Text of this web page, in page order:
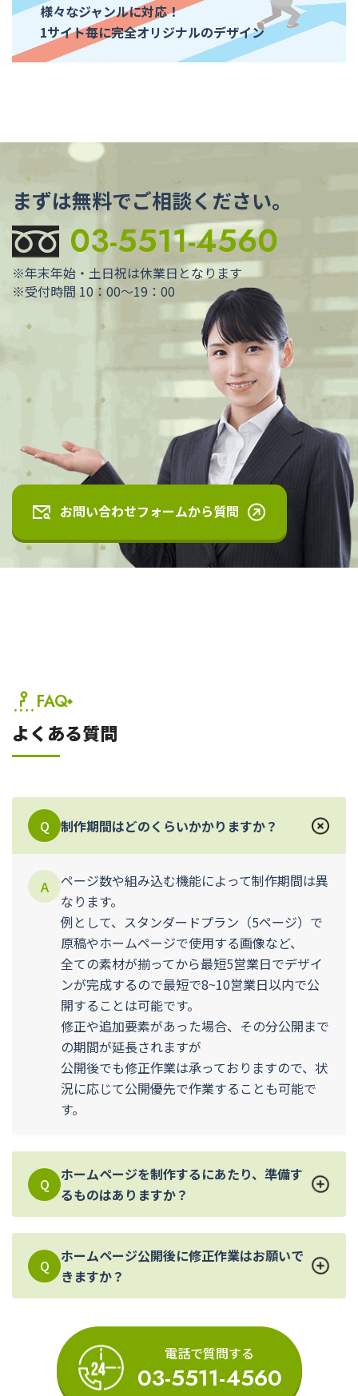
様々なジャンルに対応！
1サイト毎に完全オリジナルのデザイン
まずは無料でご相談ください。
03-5511-4560
※年末年始・土日祝は休業日となります
※受付時間 10：00～19：00
お問い合わせフォームから質問
FAQ
よくある質問
Q 制作期間はどのくらいかかりますか？
A
ページ数や組み込む機能によって制作期間は異
なります。
例として、スタンダードプラン（5ページ）で
原稿やホームページで使用する画像など、
全ての素材が揃ってから最短5営業日でデザイ
ンが完成するので最短で8~10営業日以内で公
開することは可能です。
修正や追加要素があった場合、その分公開まで
の期間が延長されますが
公開後でも修正作業は承っておりますので、状
況に応じて公開優先で作業することも可能で
す。
Q
ホームページを制作するにあたり、準備す
るものはありますか？
Q
ホームページ公開後に修正作業はお願いで
きますか？
電話で質問する
03-5511-4560